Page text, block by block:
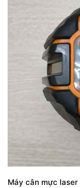
Máy cân mực